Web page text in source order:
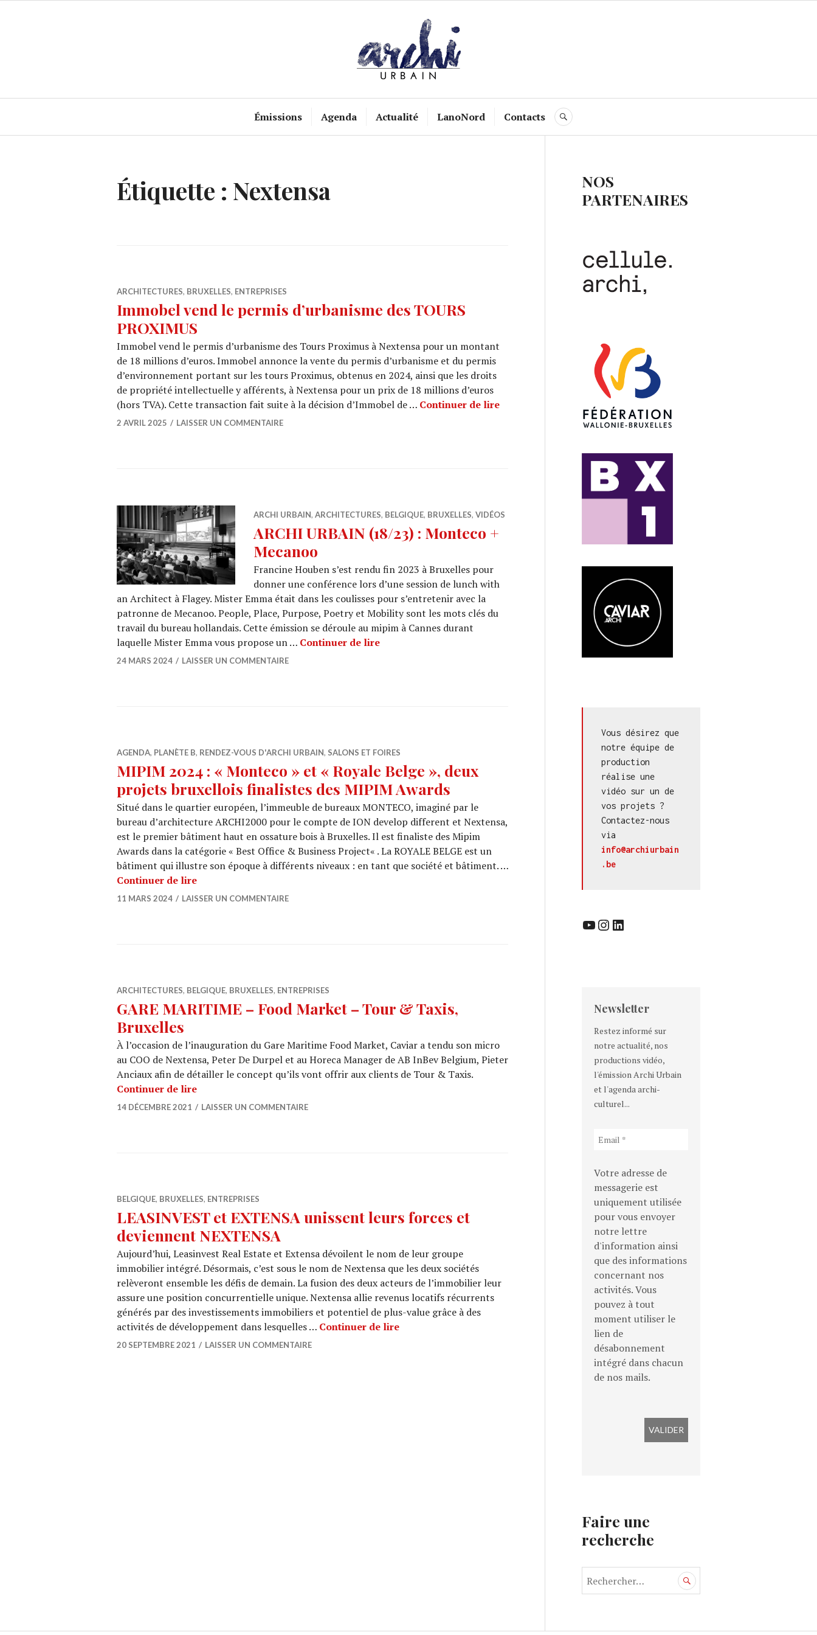
Émissions Agenda Actualité LanoNord Contacts RECHERCHE
Étiquette : Nextensa
ARCHITECTURES, BRUXELLES, ENTREPRISES
Immobel vend le permis d’urbanisme des TOURS
PROXIMUS
Immobel vend le permis d’urbanisme des Tours Proximus à Nextensa pour un montant
de 18 millions d’euros. Immobel annonce la vente du permis d’urbanisme et du permis
d’environnement portant sur les tours Proximus, obtenus en 2024, ainsi que les droits
de propriété intellectuelle y afférents, à Nextensa pour un prix de 18 millions d’euros
(hors TVA). Cette transaction fait suite à la décision d’Immobel de … Continuer de lireImmobel vend le permis d’urbanisme des TOURS PROXIMUS
2 AVRIL 2025 LAISSER UN COMMENTAIRE
ARCHI URBAIN, ARCHITECTURES, BELGIQUE, BRUXELLES, VIDÉOS
ARCHI URBAIN (18/23) : Monteco +
Mecanoo
Francine Houben s’est rendu fin 2023 à Bruxelles pour
donner une conférence lors d’une session de lunch with
an Architect à Flagey. Mister Emma était dans les coulisses pour s’entretenir avec la
patronne de Mecanoo. People, Place, Purpose, Poetry et Mobility sont les mots clés du
travail du bureau hollandais. Cette émission se déroule au mipim à Cannes durant
laquelle Mister Emma vous propose un … Continuer de lireARCHI URBAIN (18/23) : Monteco + Mecanoo
24 MARS 2024 LAISSER UN COMMENTAIRE
AGENDA, PLANÈTE B, RENDEZ-VOUS D'ARCHI URBAIN, SALONS ET FOIRES
MIPIM 2024 : « Monteco » et « Royale Belge », deux
projets bruxellois finalistes des MIPIM Awards
Situé dans le quartier européen, l’immeuble de bureaux MONTECO, imaginé par le
bureau d’architecture ARCHI2000 pour le compte de ION develop different et Nextensa,
est le premier bâtiment haut en ossature bois à Bruxelles. Il est finaliste des Mipim
Awards dans la catégorie « Best Office & Business Project« . La ROYALE BELGE est un
bâtiment qui illustre son époque à différents niveaux : en tant que société et bâtiment. …
Continuer de lireMIPIM 2024 : « Monteco » et « Royale Belge », deux projets bruxellois finalistes des MIPIM Awards
11 MARS 2024 LAISSER UN COMMENTAIRE
ARCHITECTURES, BELGIQUE, BRUXELLES, ENTREPRISES
GARE MARITIME – Food Market – Tour & Taxis,
Bruxelles
À l’occasion de l’inauguration du Gare Maritime Food Market, Caviar a tendu son micro
au COO de Nextensa, Peter De Durpel et au Horeca Manager de AB InBev Belgium, Pieter
Anciaux afin de détailler le concept qu’ils vont offrir aux clients de Tour & Taxis.
Continuer de lireGARE MARITIME – Food Market – Tour & Taxis, Bruxelles
14 DÉCEMBRE 2021 LAISSER UN COMMENTAIRE
BELGIQUE, BRUXELLES, ENTREPRISES
LEASINVEST et EXTENSA unissent leurs forces et
deviennent NEXTENSA
Aujourd’hui, Leasinvest Real Estate et Extensa dévoilent le nom de leur groupe
immobilier intégré. Désormais, c’est sous le nom de Nextensa que les deux sociétés
relèveront ensemble les défis de demain. La fusion des deux acteurs de l’immobilier leur
assure une position concurrentielle unique. Nextensa allie revenus locatifs récurrents
générés par des investissements immobiliers et potentiel de plus-value grâce à des
activités de développement dans lesquelles … Continuer de lireLEASINVEST et EXTENSA unissent leurs forces et deviennent NEXTENSA
20 SEPTEMBRE 2021 LAISSER UN COMMENTAIRE
NOS
PARTENAIRES
Vous désirez que
notre équipe de
production
réalise une
vidéo sur un de
vos projets ?
Contactez-nous
info@archiurbain
.be
YouTube InstagramLinkedIn
Newsletter
Restez informé sur
notre actualité, nos
productions vidéo,
l'émission Archi Urbain
et l'agenda archi-
culturel...
Votre adresse de
messagerie est
uniquement utilisée
pour vous envoyer
notre lettre
d'information ainsi
que des informations
concernant nos
activités. Vous
pouvez à tout
moment utiliser le
lien de
désabonnement
intégré dans chacun
de nos mails.
Faire une
recherche
e